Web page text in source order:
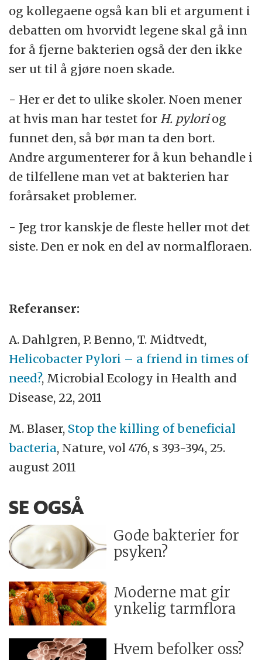
og kollegaene også kan bli et argument i
debatten om hvorvidt legene skal gå inn
for å fjerne bakterien også der den ikke
ser ut til å gjøre noen skade.
- Her er det to ulike skoler. Noen mener
at hvis man har testet for H. pyloriog
funnet den, så bør man ta den bort.
Andre argumenterer for å kun behandle i
de tilfellene man vet at bakterien har
forårsaket problemer.
- Jeg tror kanskje de fleste heller mot det
siste. Den er nok en del av normalfloraen.
Referanser:
A. Dahlgren, P. Benno, T. Midtvedt,
Helicobacter Pylori – a friend in times of
need?, Microbial Ecology in Health and
Disease, 22, 2011
M. Blaser, Stop the killing of beneficial
bacteria, Nature, vol 476, s 393-394, 25.
august 2011
SE OGSÅ
Gode bakterier for
psyken?
Moderne mat gir
ynkelig tarmflora
Hvem befolker oss?